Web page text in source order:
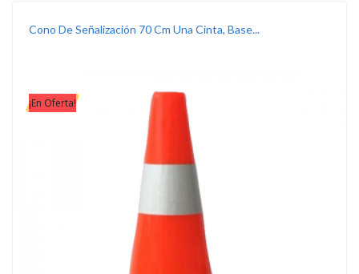
Cono De Señalización 70 Cm Una Cinta, Base...
¡En Oferta!